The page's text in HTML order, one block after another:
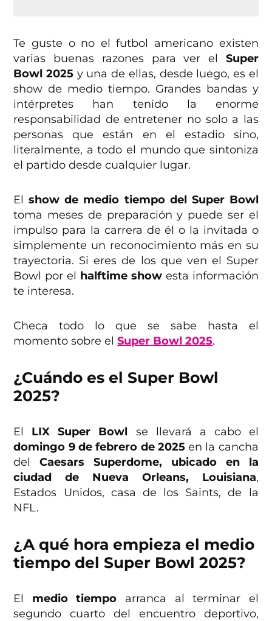
Te guste o no el futbol americano existen
varias buenas razones para ver el Super
Bowl 2025 y una de ellas, desde luego, es el
show de medio tiempo. Grandes bandas y
intérpretes han tenido la enorme
responsabilidad de entretener no solo a las
personas que están en el estadio sino,
literalmente, a todo el mundo que sintoniza
el partido desde cualquier lugar.
Elshow de medio tiempo del Super Bowl
toma meses de preparación y puede ser el
impulso para la carrera de él o la invitada o
simplemente un reconocimiento más en su
trayectoria. Si eres de los que ven el Super
Bowl por el halftime showesta información
te interesa.
Checa todo lo que se sabe hasta el
momento sobre el Super Bowl 2025.
¿Cuándo es el Super Bowl
2025?
El LIX Super Bowl se llevará a cabo el
domingo 9 de febrero de 2025en la cancha
delCaesars Superdome, ubicado en la
ciudad de Nueva Orleans, Louisiana,
Estados Unidos, casa de los Saints, de la
NFL.
¿A qué hora empieza el medio
tiempo del Super Bowl 2025?
El medio tiempo arranca al terminar el
segundo cuarto del encuentro deportivo,